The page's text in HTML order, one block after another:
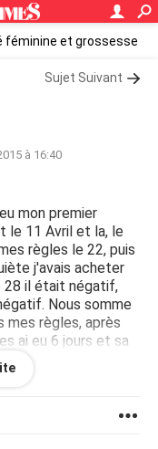
féminine et grossesse
Sujet Suivant
à 16:40
mon premier
le 11 Avril et la, le
règles le 22, puis
j'avais acheter
28 il était négatif,
Nous somme
mes règles, après
ai eu 6 jours et sa
que dois-je
?